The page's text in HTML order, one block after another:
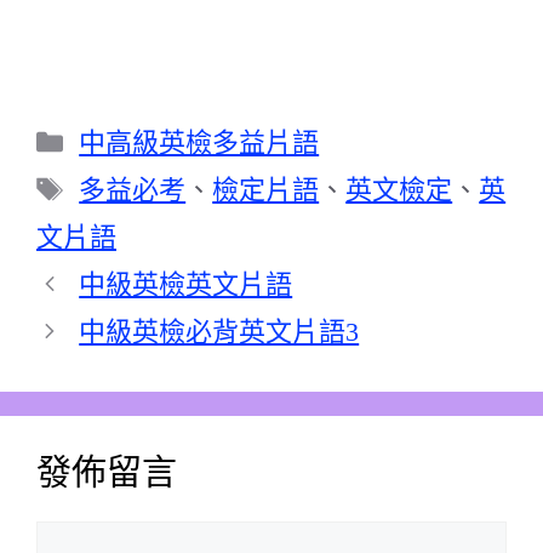
分
類
中高級英檢多益片語
標
籤
多益必考 、 檢定片語 、 英文檢定 、 英
文片語
中級英檢英文片語
中級英檢必背英文片語3
發佈留言